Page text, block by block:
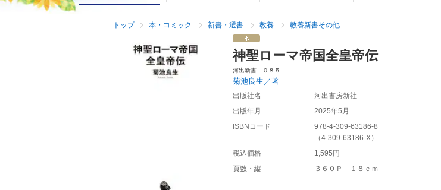
トップ 本・コミック 新書・選書 教養 教養新書その他
神聖ローマ帝国全皇帝伝
河出新書 ０８５
菊池良生／著
出版社名
河出書房新社
出版年月
2025年5月
ISBNコード
978-4-309-63186-8
（4-309-63186-X）
税込価格
1,595円
頁数・縦
３６０Ｐ １８ｃｍ